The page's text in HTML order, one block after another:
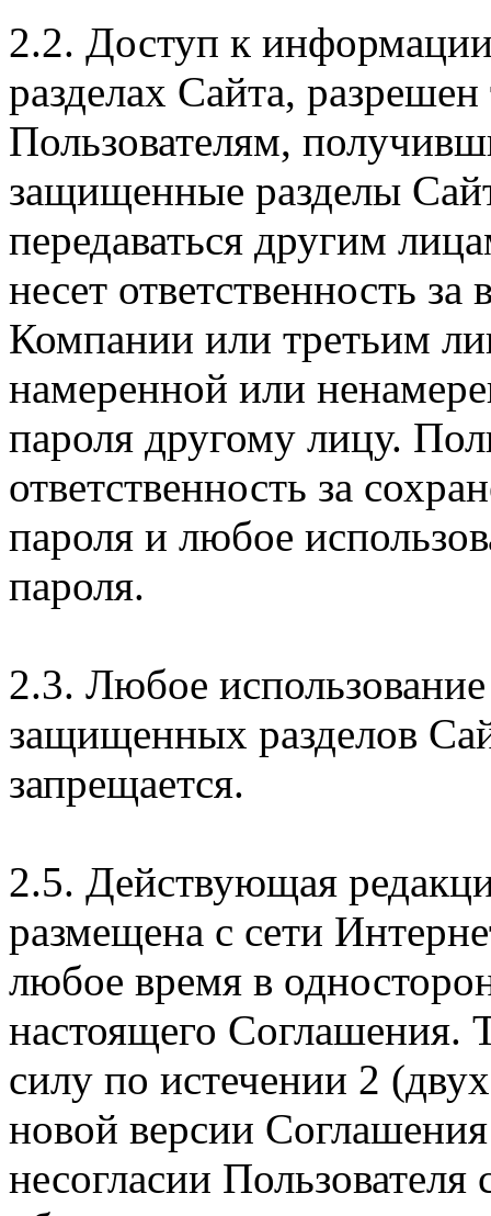
2.2. Доступ к
разделах Сайта,
Пользователям,
защищенные разделы
передаваться другим
несет ответственность
Компании или третьим
намеренной или
пароля другому лицу.
ответственность за
пароля и любое
пароля.
2.3. Любое
защищенных разделов
запрещается.
2.5. Действующая
размещена с сети
любое время в
настоящего Соглашения.
силу по истечении 2
новой версии
несогласии